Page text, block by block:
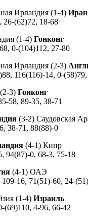
Ирландия (1-4) Иран
26-(62)72, 18-68
(1-4) Гонконг
0-(104)112, 27-80
Ирландия (2-3)
116(116)-14, 0-
3) Гонконг
58, 89-35, 38-71
(3-2) Саудовская
38-71, 88(88)-0
(4-1) Кипр
94(87)-0, 68-3, 75-18
(4-1) ОАЭ
16, 71(51)-60, 24-
(1-4) Израиль
(69)110, 4-96, 66-42